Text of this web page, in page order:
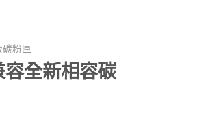
碳粉匣
容全新相容碳